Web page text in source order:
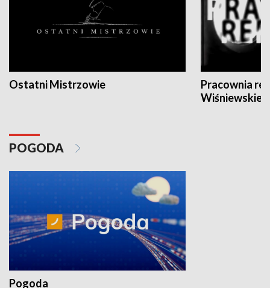
Ostatni Mistrzowie
Pracownia
POGODA
Pogoda